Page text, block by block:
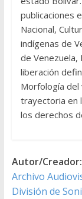
publicaciones
Nacional,
indígenas de
de Venezuela,
liberación
Morfología del
trayectoria en
los derechos
Autor/Creador:
Archivo
División de